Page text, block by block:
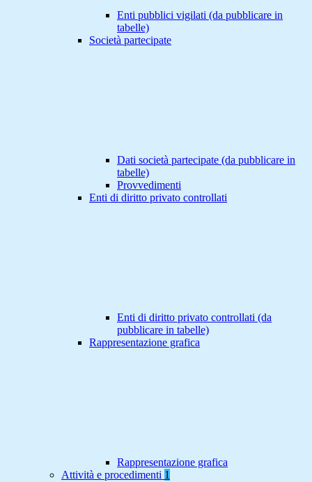
Enti pubblici vigilati (da pubblicare in
tabelle)
Società partecipate
Dati società partecipate (da pubblicare in
tabelle)
Provvedimenti
Enti di diritto privato controllati
Enti di diritto privato controllati (da
pubblicare in tabelle)
Rappresentazione grafica
Rappresentazione grafica
Attività e procedimenti 1